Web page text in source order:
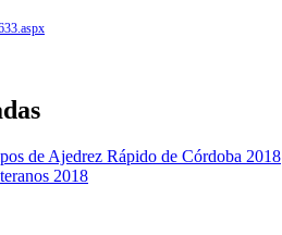
de Ajedrez Rápido de Córdoba 2018
2018